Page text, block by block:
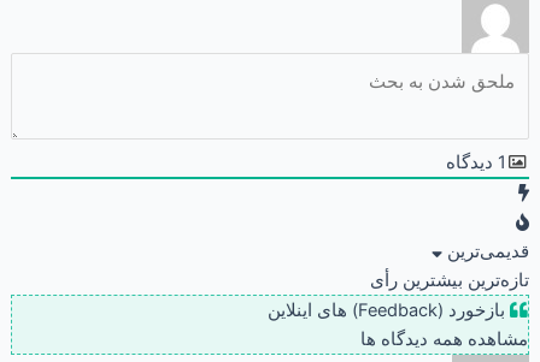
1 دیدگاه
قدیمی‌ترین
تازه‌ترین بیشترین رأی
بازخورد (Feedback) های اینلاین
مشاهده همه دیدگاه ها